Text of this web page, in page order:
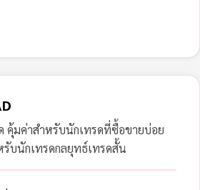
คุ้มค่าสำหรับนักเทรดที่ซื้อขายบ่อย
บนักเทรดกลยุทธ์เทรดสั้น